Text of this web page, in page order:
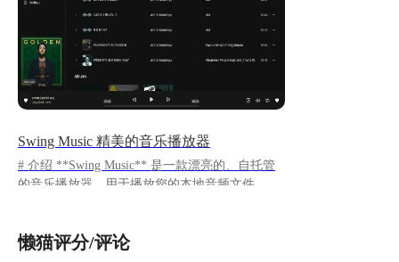
Swing Music 精美的音乐播放器
# 介绍 **Swing Music** 是一款漂亮的、自托管
的音乐播放器，用于播放您的本地音频文件。 #
即可登录。
懒猫评分/评论